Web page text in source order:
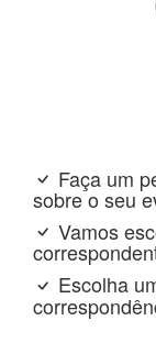
Faça um
sobre o seu
Vamos
Escolha